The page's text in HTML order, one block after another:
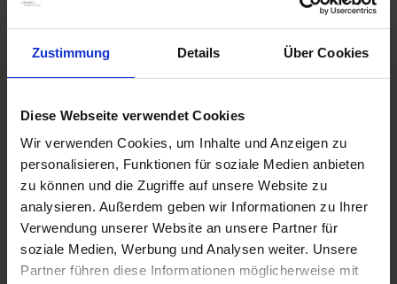
Zustimmung Details Über Cookies
Diese Webseite verwendet Cookies
Wir verwenden Cookies, um Inhalte und Anzeigen zu
personalisieren, Funktionen für soziale Medien anbieten
zu können und die Zugriffe auf unsere Website zu
analysieren. Außerdem geben wir Informationen zu Ihrer
Verwendung unserer Website an unsere Partner für
soziale Medien, Werbung und Analysen weiter. Unsere
Partner führen diese Informationen möglicherweise mit
aktuellsten Stand rund um das Unternehmen und versorgen Sie
mit den neuesten Informationen aus unserer Branche.
Alle Blog
FROHE WEIHNACHTEN UND GESUNDES 2023
Das gesamte„alivello“Team wünscht allen Kunden,
Interessenten und Partnern ein schönes Weihnachtsfest und
gesunden und erfolgreichen Start in 2023.